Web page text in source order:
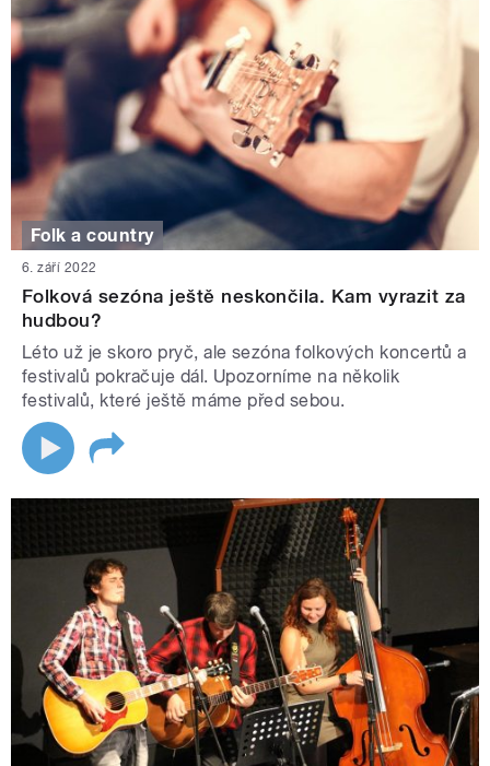
Folk a country
6. září 2022
Folková sezóna ještě neskončila. Kam vyrazit za
hudbou?
Léto už je skoro pryč, ale sezóna folkových koncertů a
festivalů pokračuje dál. Upozorníme na několik
festivalů, které ještě máme před sebou.